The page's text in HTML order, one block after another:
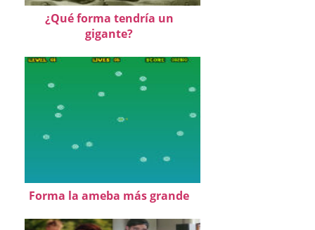
¿Qué forma tendría un
gigante?
Forma la ameba más grande